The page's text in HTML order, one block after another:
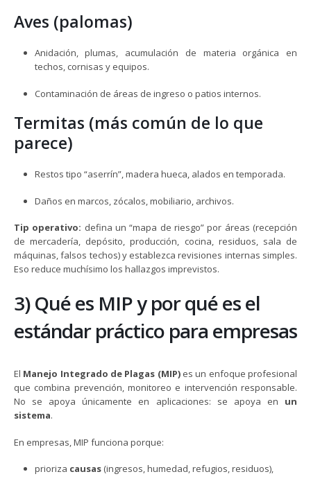
Aves (palomas)
Anidación, plumas, acumulación de materia orgánica en
techos, cornisas y equipos.
Contaminación de áreas de ingreso o patios internos.
Termitas (más común de lo que
parece)
Restos tipo “aserrín”, madera hueca, alados en temporada.
Daños en marcos, zócalos, mobiliario, archivos.
Tip operativo: defina un “mapa de riesgo” por áreas (recepción
de mercadería, depósito, producción, cocina, residuos, sala de
máquinas, falsos techos) y establezca revisiones internas simples.
Eso reduce muchísimo los hallazgos imprevistos.
3) Qué es MIP y por qué es el
estándar práctico para empresas
El Manejo Integrado de Plagas (MIP)es un enfoque profesional
que combina prevención, monitoreo e intervención responsable.
No se apoya únicamente en aplicaciones: se apoya en un
sistema.
En empresas, MIP funciona porque:
prioriza causas(ingresos, humedad, refugios, residuos),